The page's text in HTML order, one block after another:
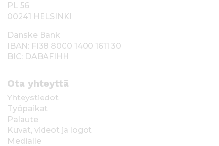
PL 56
00241 HELSINKI
Danske Bank
IBAN: FI38 8000 1400 1611 30
BIC: DABAFIHH
Ota yhteyttä
Yhteystiedot
Työpaikat
Palaute
Kuvat, videot ja logot
Medialle